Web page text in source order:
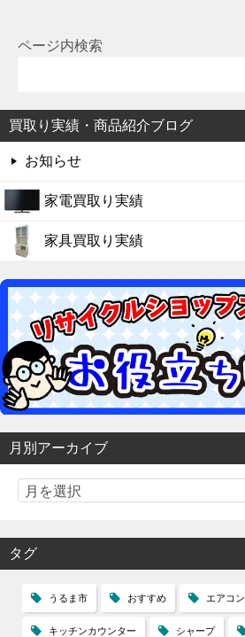
ページ内検索
買取り実績・商品紹介ブログ
お知らせ
家電買取り実績
家具買取り実績
月別アーカイブ
タグ
うるま市 おすすめ エアコン
キッチンカウンター シャープ